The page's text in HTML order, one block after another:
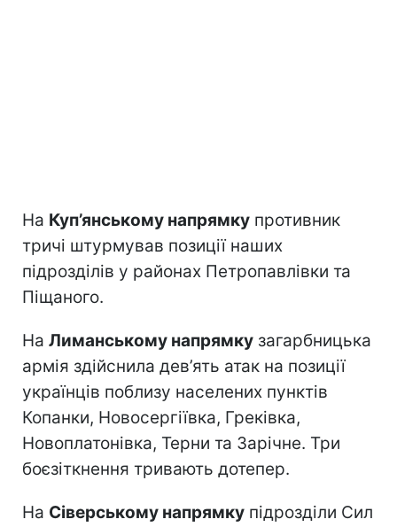
На Куп’янському напрямку противник
тричі штурмував позиції наших
підрозділів у районах Петропавлівки та
Піщаного.
На Лиманському напрямку загарбницька
армія здійснила дев’ять атак на позиції
українців поблизу населених пунктів
Копанки, Новосергіївка, Греківка,
Новоплатонівка, Терни та Зарічне. Три
боєзіткнення тривають дотепер.
На Сіверському напрямку підрозділи Сил